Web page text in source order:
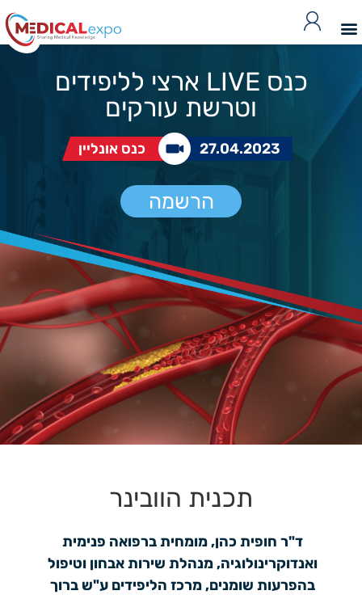
כנס LIVE ארצי לליפידים
וטרשת עורקים
27.04.2023 כנס אונליין
הרשמה
תכנית הוובינר